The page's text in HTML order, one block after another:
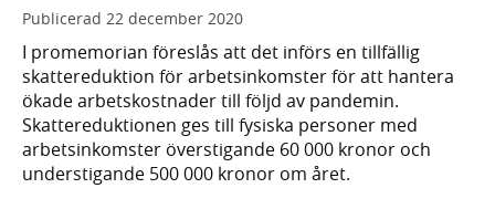
Publicerad 22 december 2020
I promemorian föreslås att det införs en tillfällig
skattereduktion för arbetsinkomster för att hantera
ökade arbetskostnader till följd av pandemin.
Skattereduktionen ges till fysiska personer med
arbetsinkomster överstigande 60 000 kronor och
understigande 500 000 kronor om året.